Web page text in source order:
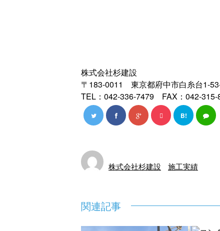
株式会社杉建設
〒183-0011 東京都府中市白糸台1-
TEL：042-336-7479 FAX：042-315-
B!
株式会社杉建設 施工実績
関連記事